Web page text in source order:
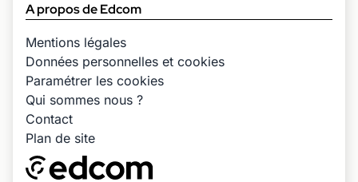
A propos de Edcom
Mentions légales
Données personnelles et cookies
Paramétrer les cookies
Qui sommes nous ?
Contact
Plan de site